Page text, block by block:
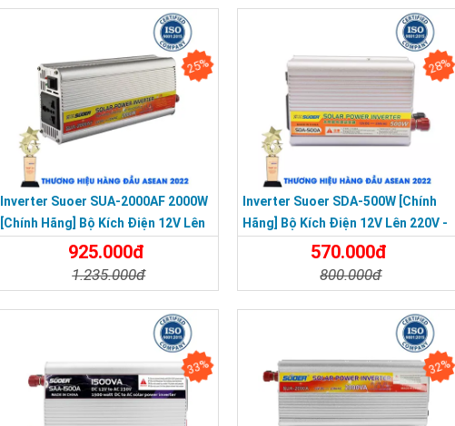
25%
Inverter Suoer SUA-2000AF 2000W
[Chính Hãng] Bộ Kích Điện 12V Lên
220V - Máy Kích Điện Chống Ngược
Cực Sin Mô Phỏng
925.000đ
1.235.000đ
28%
Inverter Suoer SDA-500W [Chính
Hãng] Bộ Kích Điện 12V Lên 220V -
Máy Kích Điện 500W Sin Mô Phỏng
570.000đ
800.000đ
33% 32%